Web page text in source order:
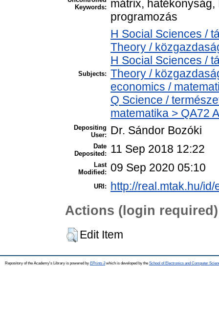
Keywords:
mátrix,
programozás
Subjects:
H Social Sciences /
Theory /
H Social Sciences /
Theory /
economics /
Q Science /
matematika > QA72
Depositing
User:
Dr. Sándor Bozóki
Date
Deposited:
11 Sep 2018 12:22
Last
Modified:
09 Sep 2020 05:10
URI: http://real.mtak.hu/
Actions (login required)
Edit Item
Repository of the Academy's Library is powered by EPrints 3which is developed by the School of Electronics and Computer